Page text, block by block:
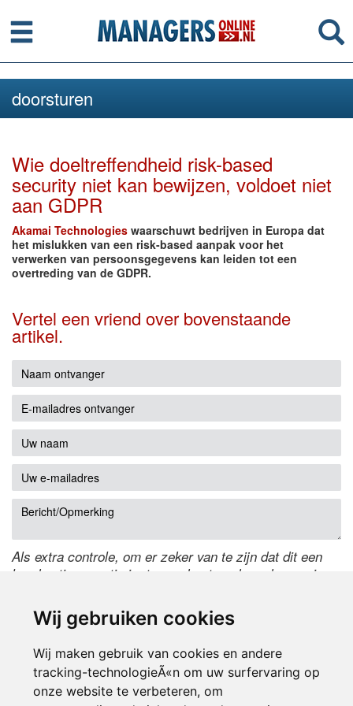
Wij gebruiken cookies
Wij maken gebruik van cookies en andere
tracking-technologieÃ«n om uw surfervaring op
onze website te verbeteren, om
Menu
doorsturen
Wie doeltreffendheid risk-based
security niet kan bewijzen, voldoet niet
aan GDPR
Akamai Technologies waarschuwt bedrijven in Europa dat
het mislukken van een risk-based aanpak voor het
verwerken van persoonsgegevens kan leiden tot een
overtreding van de GDPR.
Vertel een vriend over bovenstaande
artikel.
Als extra controle, om er zeker van te zijn dat dit een
handmatige reactie is, typ onderstaande code over in
de code te wijzigen.